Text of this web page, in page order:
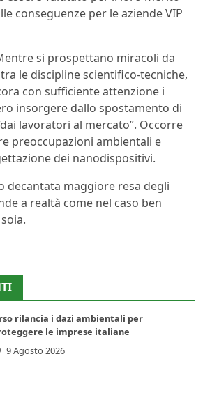
conseguenze per le aziende VIP
si prospettano miracoli da
le discipline scientifico-tecniche,
con sufficiente attenzione i
insorgere dallo spostamento di
lavoratori al mercato”. Occorre
preoccupazioni ambientali e
dei nanodispositivi.
decantata maggiore resa degli
a realtà come nel caso ben
rilancia i dazi ambientali per
le imprese italiane
9 Agosto 2026